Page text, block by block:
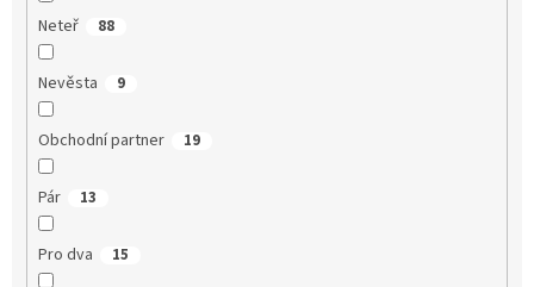
Neteř 88
Nevěsta 9
Obchodní partner 19
Pár 13
Pro dva 15